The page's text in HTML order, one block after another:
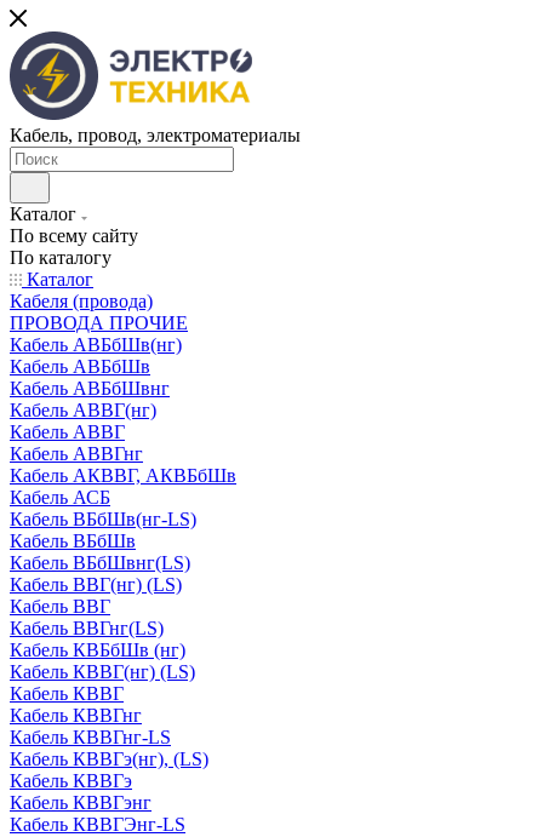
Кабель, провод, электроматериалы
Каталог
По всему сайту
По каталогу
Каталог
Кабеля (провода)
ПРОВОДА ПРОЧИЕ
Кабель АВБбШв(нг)
Кабель АВБбШв
Кабель АВБбШвнг
Кабель АВВГ(нг)
Кабель АВВГ
Кабель АВВГнг
Кабель АКВВГ, АКВБбШв
Кабель АСБ
Кабель ВБбШв(нг-LS)
Кабель ВБбШв
Кабель ВБбШвнг(LS)
Кабель ВВГ(нг) (LS)
Кабель ВВГ
Кабель ВВГнг(LS)
Кабель КВБбШв (нг)
Кабель КВВГ(нг) (LS)
Кабель КВВГ
Кабель КВВГнг
Кабель КВВГнг-LS
Кабель КВВГэ(нг), (LS)
Кабель КВВГэ
Кабель КВВГэнг
Кабель КВВГЭнг-LS